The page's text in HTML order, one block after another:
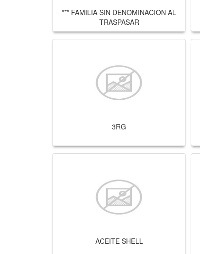
*** FAMILIA SIN DENOMINACION AL
TRASPASAR
3RG
ACEITE SHELL